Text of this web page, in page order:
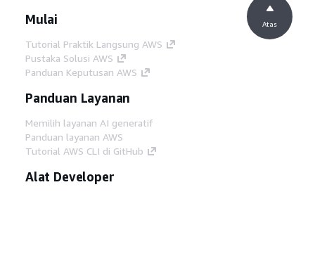
Mulai
Tutorial Praktik Langsung AWS
Pustaka Solusi AWS
Panduan Keputusan AWS
Panduan Layanan
Memilih layanan AI generatif
Panduan layanan AWS
Tutorial AWS CLI di GitHub
Alat Developer
Atas